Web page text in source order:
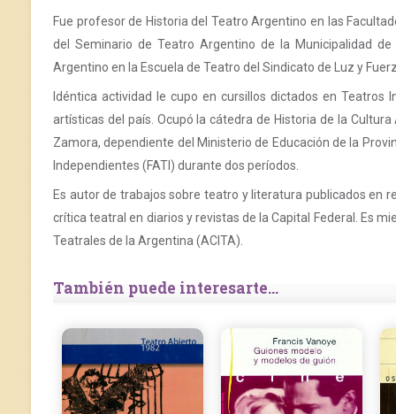
Fue profesor de Historia del Teatro Argentino en las
del Seminario de Teatro Argentino de la Municipalidad
Argentino en la Escuela de Teatro del Sindicato de Luz y
Idéntica actividad le cupo en cursillos dictados en Teatros
artísticas del país. Ocupó la cátedra de Historia de la
Zamora, dependiente del Ministerio de Educación de la
Independientes (FATI) durante dos períodos.
Es autor de trabajos sobre teatro y literatura publicados en
crítica teatral en diarios y revistas de la Capital Federal. Es
Teatrales de la Argentina (ACITA).
También puede interesarte...